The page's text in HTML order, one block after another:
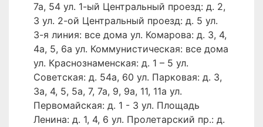
7а, 54 ул. 1-ый Центральный проезд: д. 2,
3 ул. 2-ой Центральный проезд: д. 5 ул.
3-я линия: все дома ул. Комарова: д. 3, 4,
4а, 5, 6а ул. Коммунистическая: все дома
ул. Краснознаменская: д. 1 – 5 ул.
Советская: д. 54а, 60 ул. Парковая: д. 3,
3а, 4, 5, 5а, 7, 7а, 9, 9а, 11, 11а ул.
Первомайская: д. 1 - 3 ул. Площадь
Ленина: д. 1, 4, 6 ул. Пролетарский пр.: д.